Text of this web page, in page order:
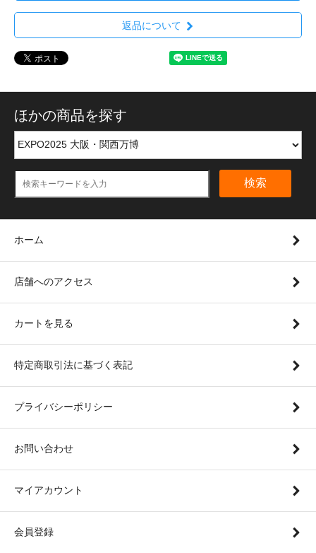
返品について
ほかの商品を探す
検索
ホーム
店舗へのアクセス
カートを見る
特定商取引法に基づく表記
プライバシーポリシー
お問い合わせ
マイアカウント
会員登録